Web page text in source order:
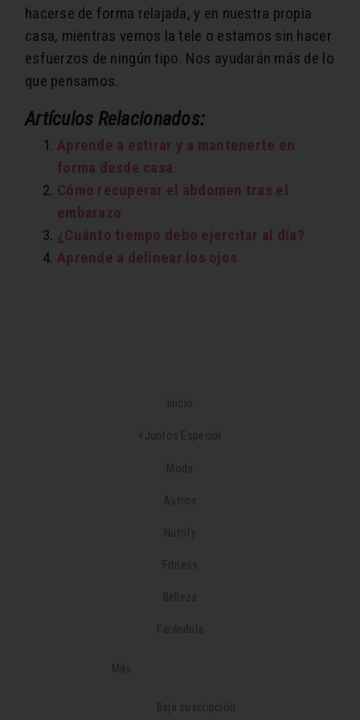
hacerse de forma relajada, y en nuestra propia
casa, mientras vemos la tele o estamos sin hacer
esfuerzos de ningún tipo. Nos ayudarán más de lo
que pensamos.
Artículos Relacionados:
Aprende a estirar y a mantenerte en
forma desde casa
Cómo recuperar el abdomen tras el
embarazo
¿Cuánto tiempo debo ejercitar al día?
Aprende a delinear los ojos
Inicio
+Juntos Especial
Moda
Astros
Nutrify
Fitness
Belleza
Farándula
Más
Baja suscripción